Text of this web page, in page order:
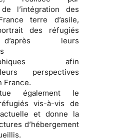
de l’intégration des
terre d’asile,
des réfugiés
leurs
afin
perspectives
France.
égalementle
vis-à-vis de
et donne la
d’hébergement